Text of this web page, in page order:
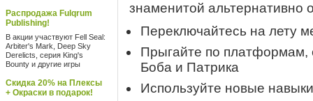
Распродажа Fulqrum
Publishing!
В акции участвуют Fell Seal:
Arbiter's Mark, Deep Sky
Derelicts, серия King's
Bounty и другие игры
Скидка 20% на Плексы
+ Окраски в подарок!
знаменитой альтернативно
Переключайтесь на лету
Прыгайте по платформам,
Боба и Патрика
Используйте новые